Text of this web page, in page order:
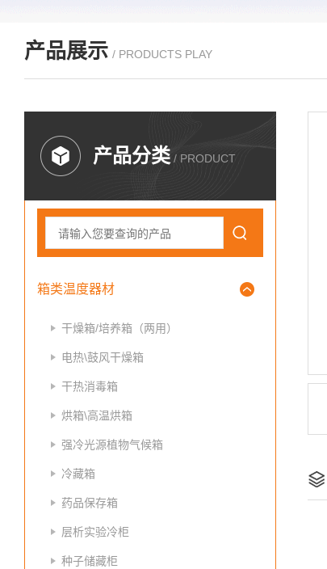
产品展示 / PRODUCTS PLAY
产品分类 / PRODUCT
箱类温度器材
干燥箱/培养箱（两用）
电热\鼓风干燥箱
干热消毒箱
烘箱\高温烘箱
强冷光源植物气候箱
冷藏箱
药品保存箱
层析实验冷柜
种子储藏柜